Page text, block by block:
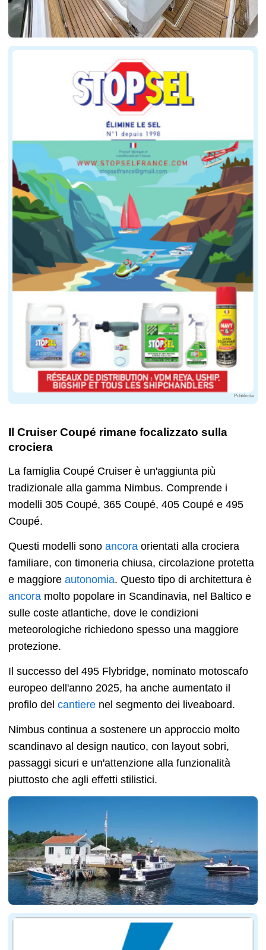
Pubblicità
Il Cruiser Coupé rimane focalizzato sulla
crociera
La famiglia Coupé Cruiser è un'aggiunta più
tradizionale alla gamma Nimbus. Comprende i
modelli 305 Coupé, 365 Coupé, 405 Coupé e 495
Coupé.
Questi modelli sono ancora orientati alla crociera
familiare, con timoneria chiusa, circolazione protetta
e maggiore autonomia. Questo tipo di architettura è
ancora molto popolare in Scandinavia, nel Baltico e
sulle coste atlantiche, dove le condizioni
meteorologiche richiedono spesso una maggiore
protezione.
Il successo del 495 Flybridge, nominato motoscafo
europeo dell'anno 2025, ha anche aumentato il
profilo del cantiere nel segmento dei liveaboard.
Nimbus continua a sostenere un approccio molto
scandinavo al design nautico, con layout sobri,
passaggi sicuri e un'attenzione alla funzionalità
piuttosto che agli effetti stilistici.